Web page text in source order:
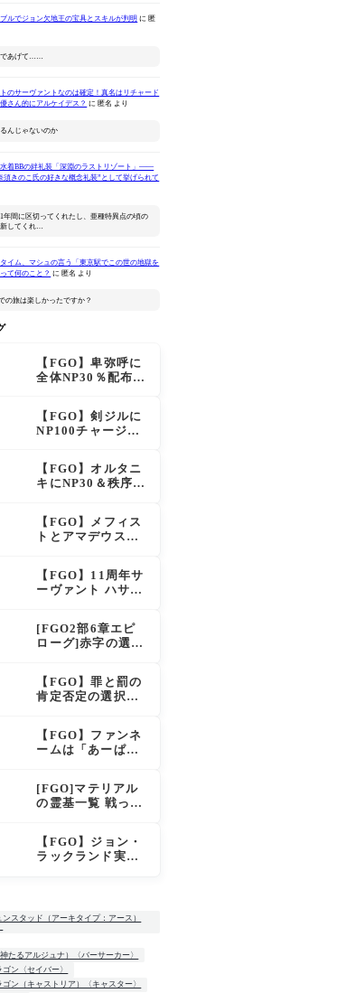
いどどーる
ベロン 爽やかサ
リンスVer.
で見る
モン-(完全生産限定版)
Amazonで見る
ブルでジョン欠地王の宝具とスキルが判明 に 匿
であげて……
トのサーヴァントなのは確定！真名はリチャード
さん的にアルケイデス？ に 匿名 より
んじゃないのか
水着BBの絆礼装「深淵のラストリゾート」――
須きのこ氏の好きな概念礼装”として挙げられて
年間に区切ってくれたし、亜種特異点の頃の
してくれ…
タイム、マシュの言う「東京駅でこの世の地獄を
て何のこと？ に 匿名 より
の旅は楽しかったですか？
【FGO】卑弥呼に
全体NP30％配布が
「強すぎる」の声
【FGO】剣ジルに
NP100チャージ条
呪い特攻獲得で大
きく強化
【FGO】オルタニ
キにNP30＆秩序特
え？！レオニダス
も超強化で「低レ
アとは思えない」
【FGO】メフィス
トとアマデウスが
強すぎ！？NP20配
布＆Arts44％強化
に「最強でワロ
【FGO】11周年サ
ーヴァント ハサ
ズライール)の性能
と霊基再臨
[FGO2部6章エピ
ローグ]赤字の選択
スキップ不可選択
肢でオベロンを疑
う選択肢を選ぶと
さ？）が上がり出
てくる
【FGO】罪と罰の
肯定否定の選択肢
の？
【FGO】ファンネ
ームは「あーぱー
5,300QP
[FGO]マテリアル
の霊基一覧 戦った
ンが未召喚表示に
ならないのは何
故？
【FGO】ジョン・
ラックランド実
能は高め？再臨で
スタッド（アーキタイプ：アース）
たるアルジュナ）〈バーサーカー〉
ン〈セイバー〉
ン（キャストリア）〈キャスター〉